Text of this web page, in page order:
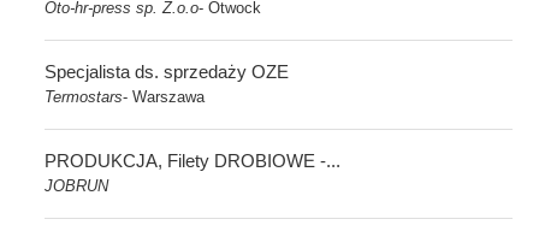
Oto-hr-press sp. Z.o.o-Otwock
Specjalista ds. sprzedaży OZE
Termostars-Warszawa
PRODUKCJA, Filety DROBIOWE -...
JOBRUN